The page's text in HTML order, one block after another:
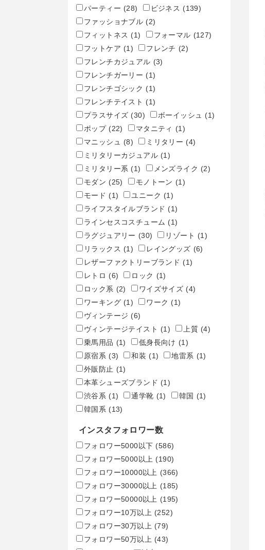
パーティー (28) ビジネス (139)
ファッショナブル (2)
フィットネス (1) フォーマル (127)
フットケア (1) フレンチ (2)
フレンチカジュアル (3)
フレンチガーリー (1)
フレンチゴシック (1)
フレンチテイスト (1)
プラスサイズ (30) ボーイッシュ (1)
ポップ (22) マタニティ
(1)
マニッシュ (8) ミリタリー (4)
ミリタリーカジュアル (1)
ミリタリー系 (1) メンズライク (2)
モダン (25) モノトーン (1)
モード (1) ユニーク (1)
ライフスタイルブランド (1)
ラインセスコスチューム (1)
ラグジュアリー (30) リゾート (1)
リラックス (1) レイングッズ (6)
レザーファクトリーブランド (1)
レトロ (6) ロック (1)
ロック系 (2) ワイズサイズ (4)
ワーキング (1) ワーク (1)
ヴィンテージ (6)
ヴィンテージテイスト (1) 上質 (4)
乗馬用品 (1) 低身長向け (1)
原宿系 (3) 和装 (1) 地雷系 (1)
外販防止 (1)
本革シューズブランド (1)
渋谷系 (1) 通学靴 (1) 韓国 (1)
韓国系 (13)
インスタフォロワー数
フォロワー5000以下 (586)
フォロワー5000以上 (190)
フォロワー10000以上 (366)
フォロワー30000以上 (185)
フォロワー50000以上 (195)
フォロワー10万以上 (252)
フォロワー30万以上 (79)
フォロワー50万以上 (43)